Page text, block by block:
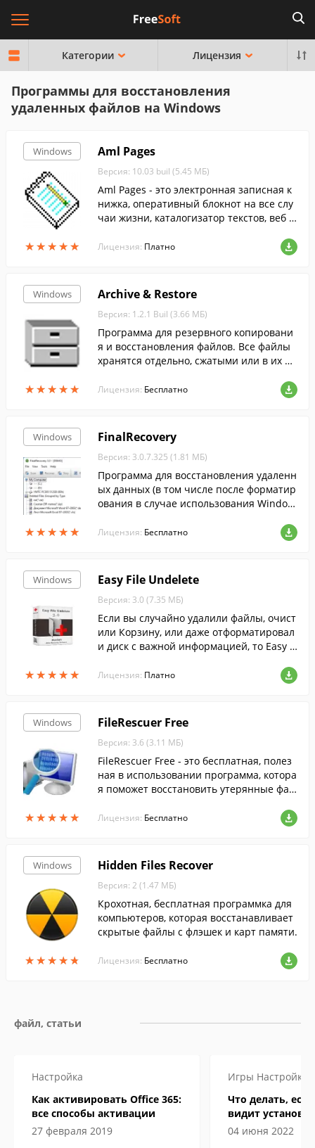
Категории Лицензия
Программы для восстановления
удаленных файлов на Windows
Windows
★★★★★
★★★★★
Aml Pages
Версия: 10.03 buil (5.45 МБ)
Aml Pages - это электронная записная к
нижка, оперативный блокнот на все слу
чаи жизни, каталогизатор текстов, веб с
Лицензия: Платно
Windows
★★★★★
★★★★★
Archive & Restore
Версия: 1.2.1 Buil (3.66 МБ)
Программа для резервного копировани
я и восстановления файлов. Все файлы
хранятся отдельно, сжатыми или в их ор
Лицензия: Бесплатно
Windows
★★★★★
★★★★★
FinalRecovery
Версия: 3.0.7.325 (1.81 МБ)
Программа для восстановления удаленн
ых данных (в том числе после форматир
ования в случае использования Window
FAT32 и NTFS. Может работать как с жес
ткими дисками, так и с дискетами, флеш-
Лицензия: Бесплатно
Windows
★★★★★
★★★★★
Easy File Undelete
Версия: 3.0 (7.35 МБ)
Если вы случайно удалили файлы, очист
или Корзину, или даже отформатировал
и диск с важной информацией, то Easy Fi
вою информацию.
Лицензия: Платно
Windows
★★★★★
★★★★★
FileRescuer Free
Версия: 3.6 (3.11 МБ)
FileRescuer Free - это бесплатная, полез
ная в использовании программа, котора
я поможет восстановить утерянные фай
Лицензия: Бесплатно
Windows
★★★★★
★★★★★
Hidden Files Recover
Версия: 2 (1.47 МБ)
Крохотная, бесплатная программка для
компьютеров, которая восстанавливает
скрытые файлы с флэшек и карт памяти.
Лицензия: Бесплатно
файл, статьи
Настройка
Как активировать Office 365:
все способы активации
27 февраля 2019
Игры Настройка
Что делать,
видит
04 июня 2022